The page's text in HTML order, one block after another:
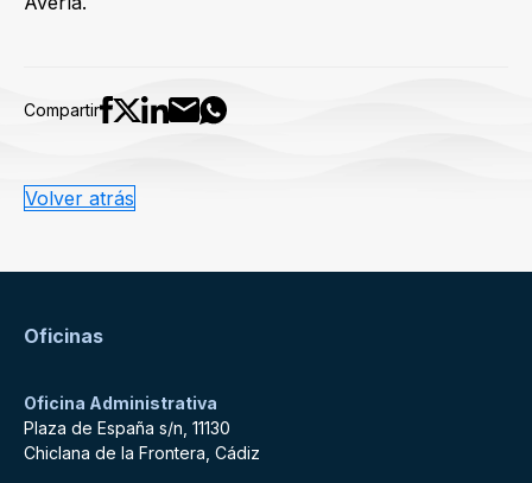
Compartir
Volver atrás
Oficinas
Oficina Administrativa
Plaza de España s/n, 11130
Chiclana de la Frontera, Cádiz